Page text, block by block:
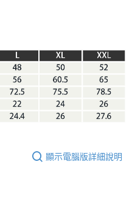
顯示電腦版詳細說明